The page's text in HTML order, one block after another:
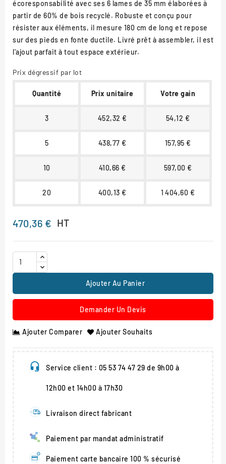
écoresponsabilité avec ses 6 lames de 35 mm élaborées à
partir de 60% de bois recyclé. Robuste et conçu pour
résister aux éléments, il mesure 180 cm de long et repose
sur des pieds en fonte ductile. Livré prêt à assembler, il est
l'ajout parfait à tout espace extérieur.
Prix dégressif par lot
Quantité Prix unitaire Votre gain
3 452,32 € 54,12 €
5 438,77 € 157,95 €
10 410,66 € 597,00 €
20 400,13 € 1 404,60 €
470,36 € HT
Ajouter Au Panier
Demander Un Devis
Ajouter Comparer Ajouter Souhaits
Service client : 05 53 74 47 29 de 9h00 à
12h00 et 14h00 à 17h30
Livraison direct fabricant
Paiement par mandat administratif
Paiement carte bancaire 100 % sécurisé